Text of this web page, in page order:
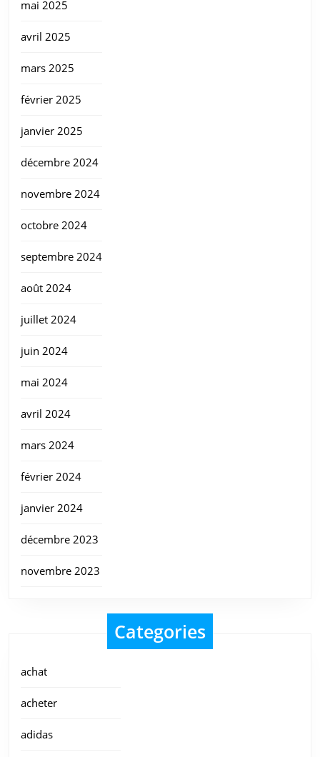
mai 2025
avril 2025
mars 2025
février 2025
janvier 2025
décembre 2024
novembre 2024
octobre 2024
septembre 2024
août 2024
juillet 2024
juin 2024
mai 2024
avril 2024
mars 2024
février 2024
janvier 2024
décembre 2023
novembre 2023
Categories
achat
acheter
adidas